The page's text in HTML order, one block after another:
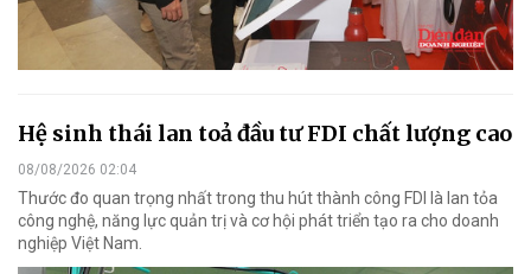
Hệ sinh thái lan toả đầu tư FDI chất lượng cao
08/08/2026 02:04
Thước đo quan trọng nhất trong thu hút thành công FDI là lan tỏa
công nghệ, năng lực quản trị và cơ hội phát triển tạo ra cho doanh
nghiệp Việt Nam.